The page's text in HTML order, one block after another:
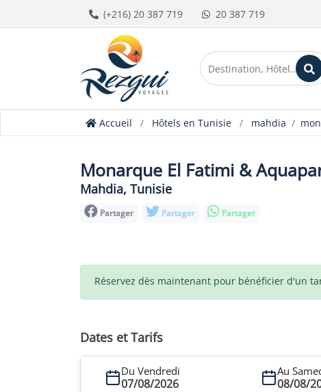
(+216) 20 387 719 20 387 719
Accueil Hôtels en Tunisie mahdia
Monarque El Fatimi &
Mahdia, Tunisie
Partager Partager Partager
Réservez dès maintenant pour bénéficier d'un
Dates et Tarifs
Du Vendredi
07/08/2026
Au
08/08/